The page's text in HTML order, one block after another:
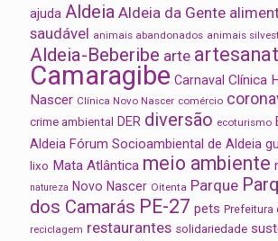
ajuda Aldeia Aldeia da Gente
saudável animais abandonados animais
Aldeia-Beberibe arte
Camaragibe Carnaval Clínica
Nascer Clínica Novo Nascer comércio
crime ambiental DER diversão ecoturismo
Aldeia Fórum Socioambiental de Aldeia
lixo Mata Atlântica meio ambiente
natureza Novo Nascer Oitenta Parque
dos Camarás PE-27 pets Prefeitura
reciclagem restaurantes solidariedade